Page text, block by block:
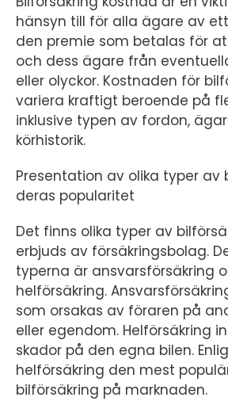
hänsyn till för alla ägare av
den premie som betalas för
och dess ägare från
eller olyckor. Kostnaden för
variera kraftigt beroende på
inklusive typen av fordon,
körhistorik.
Presentation av olika typer av
deras popularitet
Det finns olika typer av
erbjuds av försäkringsbolag.
typerna är ansvarsförsäkring
helförsäkring.
som orsakas av föraren på
eller egendom. Helförsäkring
skador på den egna bilen.
helförsäkring den mest
bilförsäkring på marknaden.